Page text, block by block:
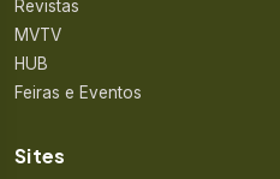
Revistas
MVTV
HUB
Feiras e Eventos
Sites